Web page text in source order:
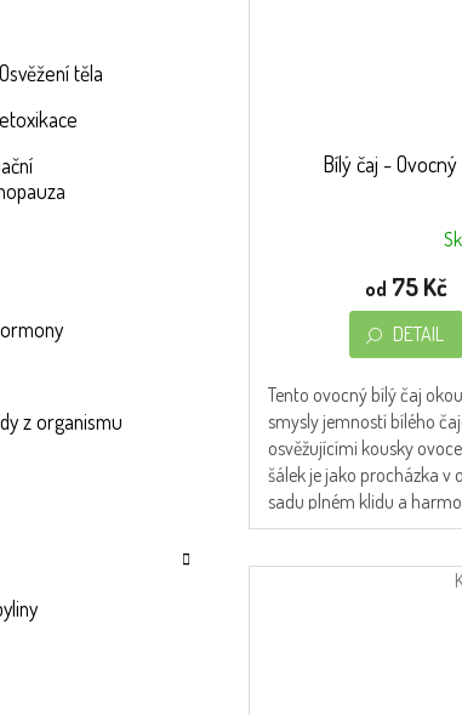
těla
z organismu
Bílý čaj - Ovocný
5
hvězdiček.
od 75 Kč
DETAIL
Tento ovocný bílý čaj
smysly jemností bílého
osvěžujícími kousky
šálek je jako procházka v
sadu plném klidu a
přírodou. ...